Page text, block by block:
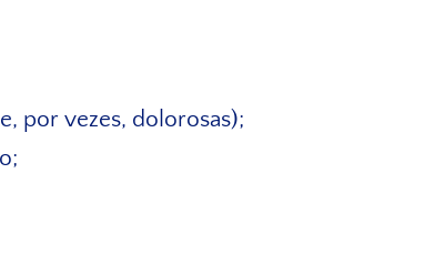
por vezes, dolorosas);